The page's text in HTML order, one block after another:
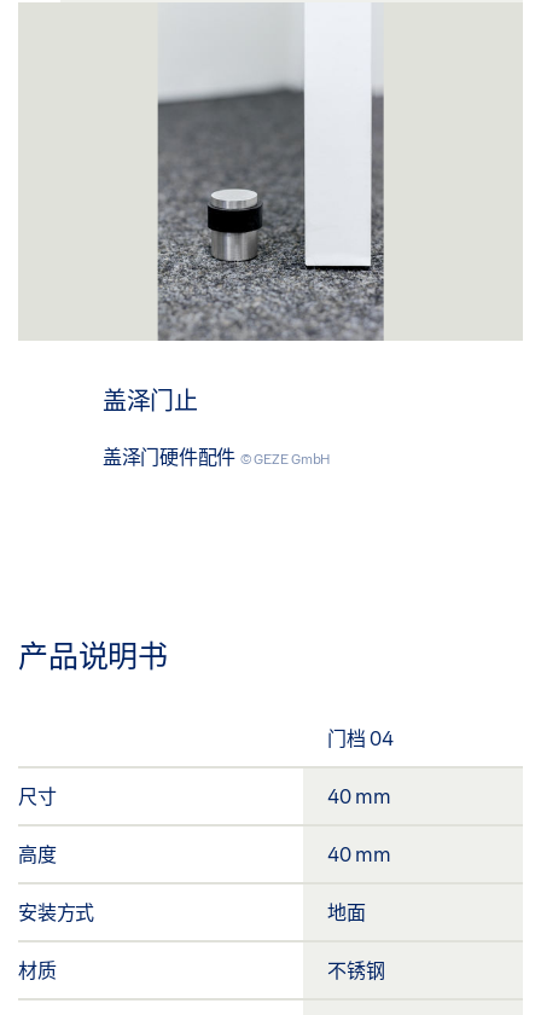
盖泽门止
盖泽门硬件配件 © GEZE GmbH
产品说明书
门档 04
尺寸 40 mm
高度 40 mm
安装方式 地面
材质 不锈钢